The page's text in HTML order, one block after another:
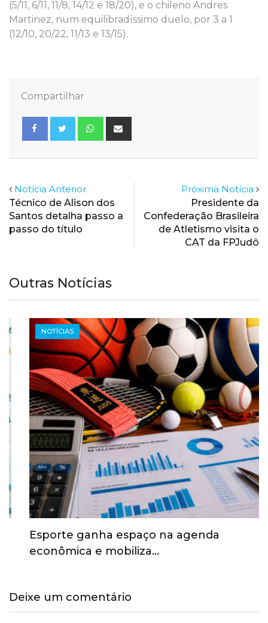
(5/11, 6/11, 11/8, 14/12 e 18/20), e o chileno Andres
Martinez, num equilibradíssimo duelo, por 3 a 1
(12/10, 20/22, 11/13 e 13/15).
Compartilhar
Whatsapp
Notícia Anterior
Técnico de Alison dos
Santos detalha passo a
passo do título
Próxima Notícia
Presidente da
Confederação Brasileira
de Atletismo visita o
CAT da FPJudô
Outras Notícias
NOTÍCIAS
Esporte ganha espaço na agenda
econômica e mobiliza…
Deixe um comentário